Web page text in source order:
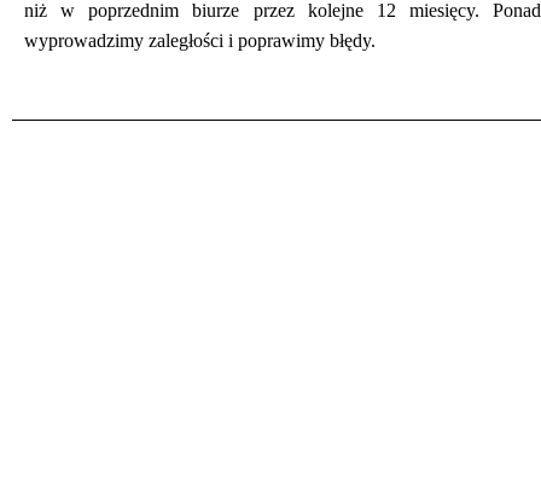
niż w poprzednim biurze przez kolejne 12 miesięcy.
wyprowadzimy zaległości i poprawimy błędy.